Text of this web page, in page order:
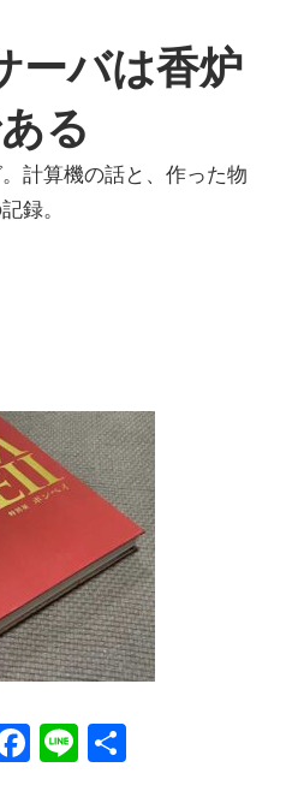
ーバは香炉
る
計算機の話と、作った物
録。
Facebook
Line